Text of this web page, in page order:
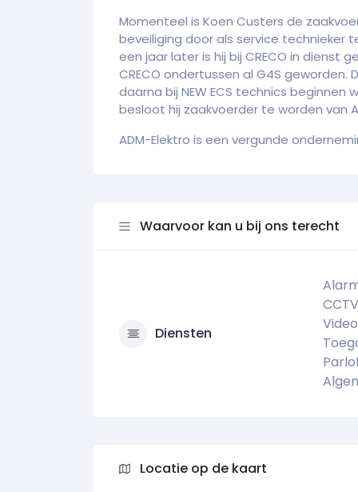
Momenteel is Koen Custers de
beveiliging door als service technieker
een jaar later is hij bij CRECO in dienst
CRECO ondertussen al G4S
daarna bij NEW ECS technics beginnen
besloot hij zaakvoerder te worden van
ADM-Elektro is een vergunde
Waarvoor kan u bij ons terecht
Diensten
CCTV
Locatie op de kaart